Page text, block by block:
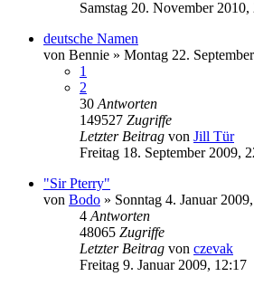
Samstag 20. November 2010,
deutsche Namen
von Bennie » Montag 22.
1
2
30 Antworten
149527 Zugriffe
Letzter Beitrag von Jill Tür
Freitag 18. September 2009,
"Sir Pterry"
von Bodo » Sonntag 4. Januar
4 Antworten
48065 Zugriffe
Letzter Beitrag von czevak
Freitag 9. Januar 2009, 12:17